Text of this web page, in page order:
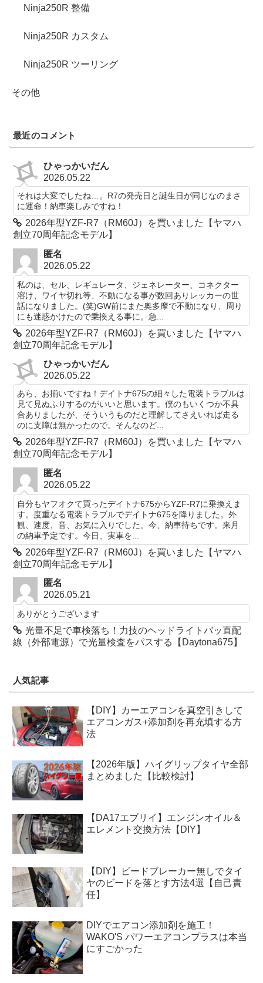
Ninja250R 整備
Ninja250R カスタム
Ninja250R ツーリング
その他
最近のコメント
ひゃっかいだん
2026.05.22
それは大変でしたね…。R7の発売日と誕生日が同じなのまさ
に運命！納車楽しみですね！
2026年型YZF-R7（RM60J）を買いました【ヤマハ
創立70周年記念モデル】
匿名
2026.05.22
私のは、セル、レギュレータ、ジェネレーター、コネクター
溶け、ワイヤ切れ等、不動になる事が数回ありレッカーの世
話になりました。(笑)GW前にまた奥多摩で不動になり、周り
にも迷惑かけたので乗換える事に。急...
2026年型YZF-R7（RM60J）を買いました【ヤマハ
創立70周年記念モデル】
ひゃっかいだん
2026.05.22
あら、お揃いですね！デイトナ675の細々した電装トラブルは
見て見ぬふりするのがいいと思います。僕のもいくつか不具
合ありましたが、そういうものだと理解してさえいれば走る
のに支障は無かったので。そんなのど...
2026年型YZF-R7（RM60J）を買いました【ヤマハ
創立70周年記念モデル】
匿名
2026.05.22
自分もヤフオクて買ったデイトナ675からYZF-R7に乗換えま
す。度重なる電装トラブルでデイトナ675を降りました。外
観、速度、音、お気に入りでした。今、納車待ちです。来月
の納車予定です。今日、実車を...
2026年型YZF-R7（RM60J）を買いました【ヤマハ
創立70周年記念モデル】
匿名
2026.05.21
ありがとうございます
光量不足で車検落ち！力技のヘッドライトバッ直配
線（外部電源）で光量検査をパスする【Daytona675】
人気記事
【DIY】カーエアコンを真空引きして
エアコンガス+添加剤を再充填する方
法
【2026年版】ハイグリップタイヤ全部
まとめました【比較検討】
【DA17エブリイ】エンジンオイル＆
エレメント交換方法【DIY】
【DIY】ビードブレーカー無しでタイ
ヤのビードを落とす方法4選【自己責
任】
DIYでエアコン添加剤を施工！
WAKO'S パワーエアコンプラスは本当
にすごかった